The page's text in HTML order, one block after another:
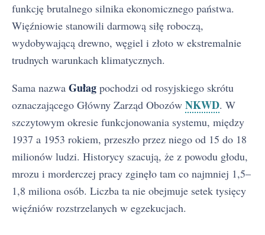
funkcję brutalnego silnika ekonomicznego państwa.
Więźniowie stanowili darmową siłę roboczą,
wydobywającą drewno, węgiel i złoto w ekstremalnie
trudnych warunkach klimatycznych.
Sama nazwa Gułag pochodzi od rosyjskiego skrótu
oznaczającego Główny Zarząd Obozów NKWD. W
szczytowym okresie funkcjonowania systemu, między
1937 a 1953 rokiem, przeszło przez niego od 15 do 18
milionów ludzi. Historycy szacują, że z powodu głodu,
mrozu i morderczej pracy zginęło tam co najmniej 1,5–
1,8 miliona osób. Liczba ta nie obejmuje setek tysięcy
więźniów rozstrzelanych w egzekucjach.